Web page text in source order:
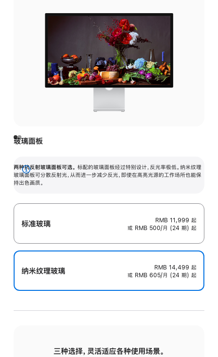
玻璃面板
两种抗反射玻璃面板可选。 标配的玻璃面板经过特别设计，反光率极低。纳米纹理
玻璃面板可分散反射光，从而进一步减少反光，即使在高亮光源的工作场所也能保
持出色画质。
展
开
标准玻璃 RMB 11,999 起
或 RMB 500/月 (24 期) 起
纳米纹理玻璃 RMB 14,499 起
或 RMB 605/月 (24 期) 起
三种选择，灵活适应各种使用场景。